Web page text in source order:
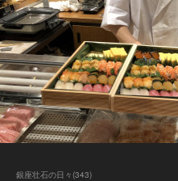
銀座壮石の日々 (343)